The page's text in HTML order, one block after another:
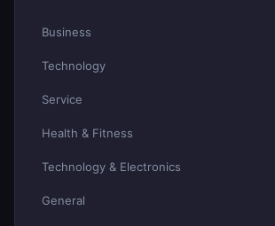
Business
Technology
Service
Health & Fitness
Technology & Electronics
General